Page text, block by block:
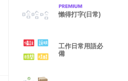
懶得打字(日常)
工作日常用語必
備